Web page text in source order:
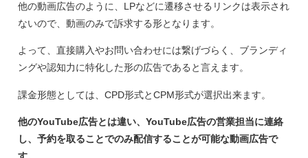
他の動画広告のように、LPなどに遷移させるリンクは表示され
ないので、動画のみで訴求する形となります。
よって、直接購入やお問い合わせには繋げづらく、ブランディ
ングや認知力に特化した形の広告であると言えます。
課金形態としては、CPD形式とCPM形式が選択出来ます。
他のYouTube広告とは違い、YouTube広告の営業担当に連絡
し、予約を取ることでのみ配信することが可能な動画広告で